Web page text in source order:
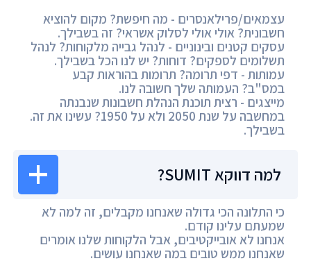
עצמאים/פרילאנסרים - מה חיפשת? מקום להוציא
חשבונית? אולי אולי לסלוק אשראי? זה בשבילך.
עסקים קטנים ובינוניים - לנהל גבייה מלקוחות? לנהל
תשלומים לספקים? דוחות? יש לנו הכל בשבילך.
עמותות - דפי תרומה? תרומות בהוראות קבע
במס"ב? העמותה שלך חשובה לנו.
מייצגים - רצית תוכנת הנהלת חשבונות שנבנתה
במחשבה על שנת 2050 ולא על 1950? עשינו את זה.
בשבילך.
למה דווקא SUMIT?
כי התלונה הכי גדולה שאנחנו מקבלים, זה למה לא
שמעתם עלינו קודם.
אנחנו לא אובייקטיבים, אבל הלקוחות שלנו אומרים
שאנחנו ממש טובים במה שאנחנו עושים.